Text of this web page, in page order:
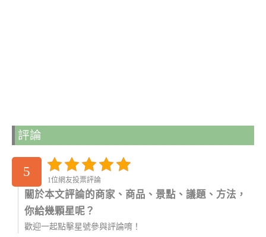
評論
5
1位網友投票評論
關於本文評論的商家、商品、景點、議題、方法，
你給幾顆星呢？
歡迎一起點擊星號參與評論唷！